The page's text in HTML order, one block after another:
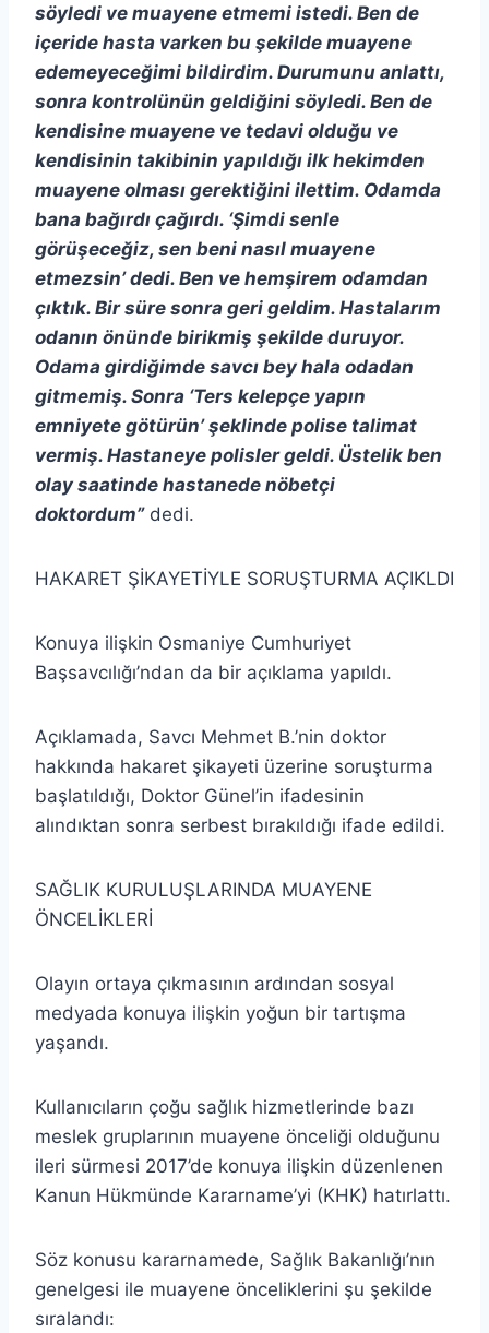
söyledi ve muayene etmemi istedi. Ben de
içeride hasta varken bu şekilde muayene
edemeyeceğimi bildirdim. Durumunu anlattı,
sonra kontrolünün geldiğini söyledi. Ben de
kendisine muayene ve tedavi olduğu ve
kendisinin takibinin yapıldığı ilk hekimden
muayene olması gerektiğini ilettim. Odamda
bana bağırdı çağırdı. ‘Şimdi senle
görüşeceğiz, sen beni nasıl muayene
etmezsin’ dedi. Ben ve hemşirem odamdan
çıktık. Bir süre sonra geri geldim. Hastalarım
odanın önünde birikmiş şekilde duruyor.
Odama girdiğimde savcı bey hala odadan
gitmemiş. Sonra ‘Ters kelepçe yapın
emniyete götürün’ şeklinde polise talimat
vermiş. Hastaneye polisler geldi. Üstelik ben
olay saatinde hastanede nöbetçi
doktordum”dedi.
HAKARET ŞİKAYETİYLE SORUŞTURMA AÇIKLDI
Konuya ilişkin Osmaniye Cumhuriyet
Başsavcılığı’ndan da bir açıklama yapıldı.
Açıklamada, Savcı Mehmet B.’nin doktor
hakkında hakaret şikayeti üzerine soruşturma
başlatıldığı, Doktor Günel’in ifadesinin
alındıktan sonra serbest bırakıldığı ifade edildi.
SAĞLIK KURULUŞLARINDA MUAYENE
ÖNCELİKLERİ
Olayın ortaya çıkmasının ardından sosyal
medyada konuya ilişkin yoğun bir tartışma
yaşandı.
Kullanıcıların çoğu sağlık hizmetlerinde bazı
meslek gruplarının muayene önceliği olduğunu
ileri sürmesi 2017’de konuya ilişkin düzenlenen
Kanun Hükmünde Kararname’yi (KHK) hatırlattı.
Söz konusu kararnamede, Sağlık Bakanlığı’nın
genelgesi ile muayene önceliklerini şu şekilde
sıralandı: